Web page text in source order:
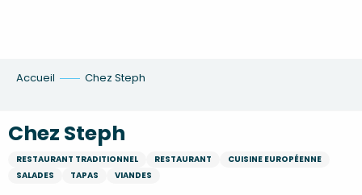
Accueil Chez Steph
Chez Steph
RESTAURANT TRADITIONNEL RESTAURANT
CUISINE EUROPÉENNE
SALADES
TAPAS VIANDES